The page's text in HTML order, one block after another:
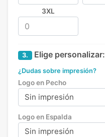
3XL
3. Elige personalizar:
¿Dudas sobre impresión?
Logo en Pecho
Sin impresión
Logo en Espalda
Sin impresión